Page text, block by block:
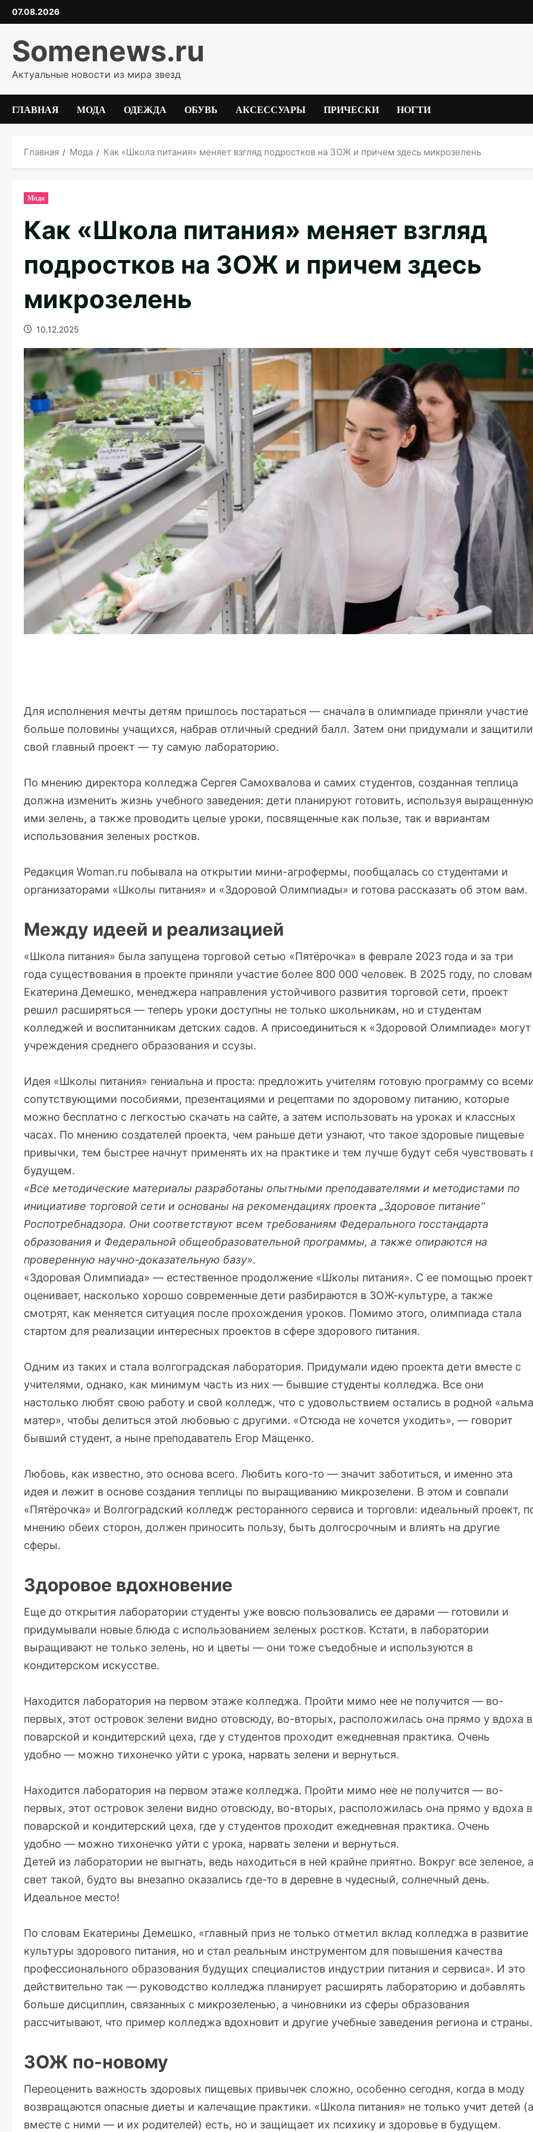
Перейти
к
содержимому
07.08.2026
Somenews.ru
Актуальные новости из мира звезд
ГЛАВНАЯ МОДА ОДЕЖДА ОБУВЬ АКСЕССУАРЫ ПРИЧЕСКИ НОГТИ
Главная Мода Как «Школа питания» меняет взгляд подростков на ЗОЖ и причем здесь микрозелень
Мода
Как «Школа питания» меняет взгляд
подростков на ЗОЖ и причем здесь
микрозелень
10.12.2025
Для исполнения мечты детям пришлось постараться — сначала в олимпиаде приняли участие
больше половины учащихся, набрав отличный средний балл. Затем они придумали и защитили
свой главный проект — ту самую лабораторию.
По мнению директора колледжа Сергея Самохвалова и самих студентов, созданная теплица
должна изменить жизнь учебного заведения: дети планируют готовить, используя выращенную
ими зелень, а также проводить целые уроки, посвященные как пользе, так и вариантам
использования зеленых ростков.
Редакция Woman.ru побывала на открытии мини-агрофермы, пообщалась со студентами и
организаторами «Школы питания» и «Здоровой Олимпиады» и готова рассказать об этом вам.
Между идеей и реализацией
«Школа питания» была запущена торговой сетью «Пятёрочка» в феврале 2023 года и за три
года существования в проекте приняли участие более 800 000 человек. В 2025 году, по словам
Екатерина Демешко, менеджера направления устойчивого развития торговой сети, проект
решил расширяться — теперь уроки доступны не только школьникам, но и студентам
колледжей и воспитанникам детских садов. А присоединиться к «Здоровой Олимпиаде» могут
учреждения среднего образования и ссузы.
Идея «Школы питания» гениальна и проста: предложить учителям готовую программу со
сопутствующими пособиями, презентациями и рецептами по здоровому питанию, которые
можно бесплатно с легкостью скачать на сайте, а затем использовать на уроках и классных
часах. По мнению создателей проекта, чем раньше дети узнают, что такое здоровые пищевые
привычки, тем быстрее начнут применять их на практике и тем лучше будут себя чувствовать
будущем.
«Все методические материалы разработаны опытными преподавателями и методистами по
инициативе торговой сети и основаны на рекомендациях проекта „Здоровое питание“
Роспотребнадзора. Они соответствуют всем требованиям Федерального госстандарта
образования и Федеральной общеобразовательной программы, а также опираются на
проверенную научно-доказательную базу».
«Здоровая Олимпиада» — естественное продолжение «Школы питания». С ее помощью проект
оценивает, насколько хорошо современные дети разбираются в ЗОЖ-культуре, а также
смотрят, как меняется ситуация после прохождения уроков. Помимо этого, олимпиада стала
стартом для реализации интересных проектов в сфере здорового питания.
Одним из таких и стала волгоградская лаборатория. Придумали идею проекта дети вместе с
учителями, однако, как минимум часть из них — бывшие студенты колледжа. Все они
настолько любят свою работу и свой колледж, что с удовольствием остались в родной «альма
матер», чтобы делиться этой любовью с другими. «Отсюда не хочется уходить», — говорит
бывший студент, а ныне преподаватель Егор Мащенко.
Любовь, как известно, это основа всего. Любить кого-то — значит заботиться, и именно эта
идея и лежит в основе создания теплицы по выращиванию микрозелени. В этом и совпали
«Пятёрочка» и Волгоградский колледж ресторанного сервиса и торговли: идеальный проект,
мнению обеих сторон, должен приносить пользу, быть долгосрочным и влиять на другие
сферы.
Здоровое вдохновение
Еще до открытия лаборатории студенты уже вовсю пользовались ее дарами — готовили и
придумывали новые блюда с использованием зеленых ростков. Кстати, в лаборатории
выращивают не только зелень, но и цветы — они тоже съедобные и используются в
кондитерском искусстве.
Находится лаборатория на первом этаже колледжа. Пройти мимо нее не получится — во-
первых, этот островок зелени видно отовсюду, во-вторых, расположилась она прямо у вдоха в
поварской и кондитерский цеха, где у студентов проходит ежедневная практика. Очень
удобно — можно тихонечко уйти с урока, нарвать зелени и вернуться.
Находится лаборатория на первом этаже колледжа. Пройти мимо нее не получится — во-
первых, этот островок зелени видно отовсюду, во-вторых, расположилась она прямо у вдоха в
поварской и кондитерский цеха, где у студентов проходит ежедневная практика. Очень
удобно — можно тихонечко уйти с урока, нарвать зелени и вернуться.
Детей из лаборатории не выгнать, ведь находиться в ней крайне приятно. Вокруг все зеленое, а
свет такой, будто вы внезапно оказались где-то в деревне в чудесный, солнечный день.
Идеальное место!
По словам Екатерины Демешко, «главный приз не только отметил вклад колледжа в развитие
культуры здорового питания, но и стал реальным инструментом для повышения качества
профессионального образования будущих специалистов индустрии питания и сервиса». И это
действительно так — руководство колледжа планирует расширять лабораторию и добавлять
больше дисциплин, связанных с микрозеленью, а чиновники из сферы образования
рассчитывают, что пример колледжа вдохновит и другие учебные заведения региона и страны.
ЗОЖ по-новому
Переоценить важность здоровых пищевых привычек сложно, особенно сегодня, когда в моду
возвращаются опасные диеты и калечащие практики. «Школа питания» не только учит детей (а
вместе с ними — и их родителей) есть, но и защищает их психику и здоровье в будущем.